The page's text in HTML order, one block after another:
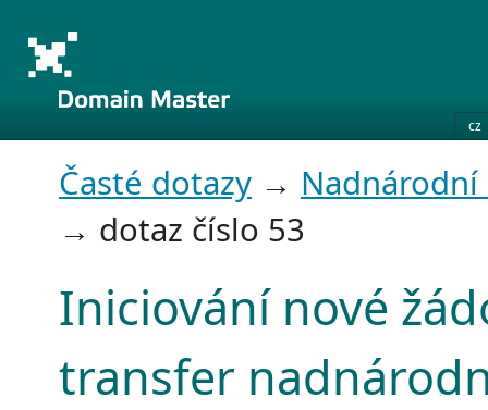
cz
Časté dotazy →
→ dotaz číslo 53
Iniciování nové
transfer